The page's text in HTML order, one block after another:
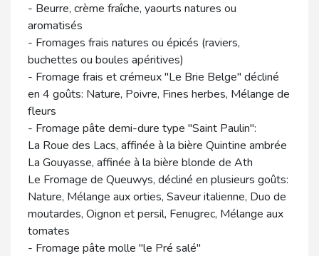
- Beurre, crème fraîche, yaourts natures ou
aromatisés
- Fromages frais natures ou épicés (raviers,
buchettes ou boules apéritives)
- Fromage frais et crémeux "Le Brie Belge" décliné
en 4 goûts: Nature, Poivre, Fines herbes, Mélange de
fleurs
- Fromage pâte demi-dure type "Saint Paulin":
La Roue des Lacs, affinée à la bière Quintine ambrée
La Gouyasse, affinée à la bière blonde de Ath
Le Fromage de Queuwys, décliné en plusieurs goûts:
Nature, Mélange aux orties, Saveur italienne, Duo de
moutardes, Oignon et persil, Fenugrec, Mélange aux
tomates
- Fromage pâte molle "le Pré salé"